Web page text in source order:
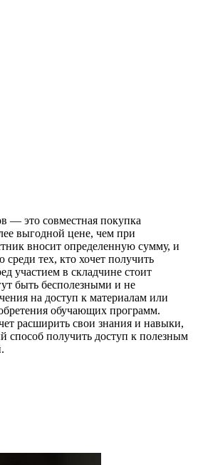
— это совместная покупка
выгодной цене, чем при
вносит определенную сумму, и
тех, кто хочет получить
участием в складчине стоит
быть бесполезными и не
на доступ к материалам или
обучающих программ.
расширить свои знания и навыки,
способ получить доступ к полезным